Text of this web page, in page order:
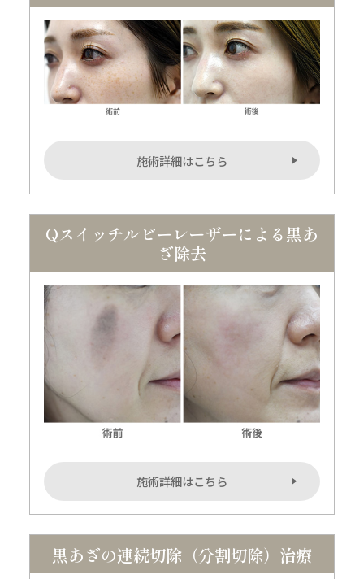
施術詳細はこちら
Qスイッチルビーレーザーによる黒あ
ざ除去
施術詳細はこちら
黒あざの連続切除（分割切除）治療